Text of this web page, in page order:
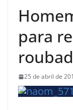
para
25 de abril de